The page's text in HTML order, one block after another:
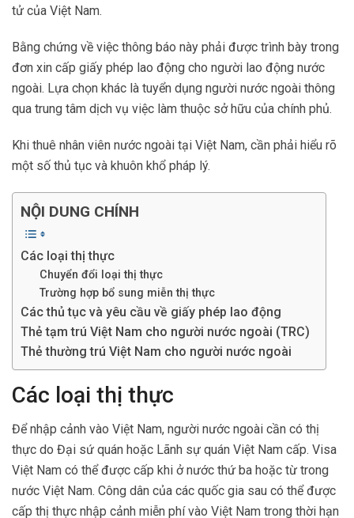
tử của Việt Nam.
Bằng chứng về việc thông báo này phải được trình bày trong
đơn xin cấp giấy phép lao động cho người lao động nước
ngoài. Lựa chọn khác là tuyển dụng người nước ngoài thông
qua trung tâm dịch vụ việc làm thuộc sở hữu của chính phủ.
Khi thuê nhân viên nước ngoài tại Việt Nam, cần phải hiểu rõ
một số thủ tục và khuôn khổ pháp lý.
NỘI DUNG CHÍNH
Các loại thị thực
Chuyển đổi loại thị thực
Trường hợp bổ sung miễn thị thực
Các thủ tục và yêu cầu về giấy phép lao động
Thẻ tạm trú Việt Nam cho người nước ngoài (TRC)
Thẻ thường trú Việt Nam cho người nước ngoài
Các loại thị thực
Để nhập cảnh vào Việt Nam, người nước ngoài cần có thị
thực do Đại sứ quán hoặc Lãnh sự quán Việt Nam cấp. Visa
Việt Nam có thể được cấp khi ở nước thứ ba hoặc từ trong
nước Việt Nam. Công dân của các quốc gia sau có thể được
cấp thị thực nhập cảnh miễn phí vào Việt Nam trong thời hạn